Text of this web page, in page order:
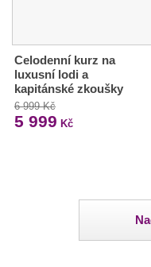
Celodenní kurz na
luxusní lodi a
kapitánské zkoušky
6 999 Kč
5 999 Kč